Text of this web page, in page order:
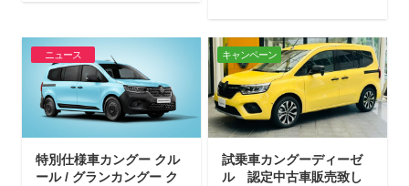
ニュース
特別仕様車カングー クル
ール / グランカングー ク
キャンペーン
試乗車カングーディーゼ
ル 認定中古車販売致し